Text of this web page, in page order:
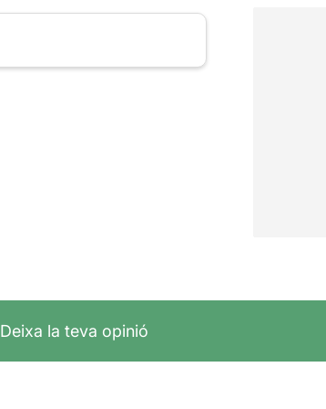
Deixa la teva opinió